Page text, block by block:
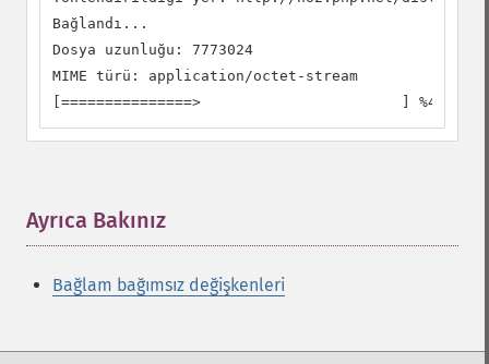
Bağlandı...
Dosya uzunluğu: 7773024
MIME türü: application/octet-stream
[===============>                       ] %40
Ayrıca Bakınız
Bağlam bağımsız değişkenleri